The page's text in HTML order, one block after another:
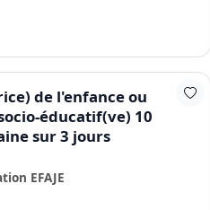
de l'enfance ou
éducatif(ve) 10
sur 3 jours
EFAJE